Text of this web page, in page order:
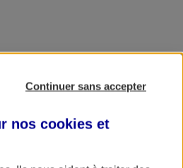
Continuer sans accepter
nos cookies et